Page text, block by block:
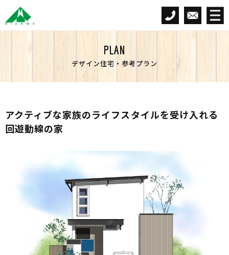
PLAN
デザイン住宅・参考プラン
アクティブな家族のライフスタイルを受け入れる
回遊動線の家